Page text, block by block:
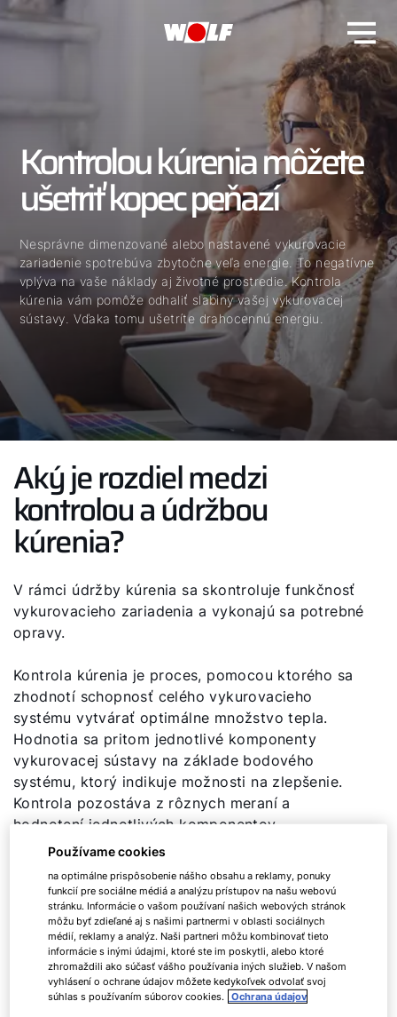
Kontrolou kúrenia môžete
ušetriť kopec peňazí
Nesprávne dimenzované alebo nastavené vykurovacie
zariadenie spotrebúva zbytočne veľa energie. To negatívne
vplýva na vaše náklady aj životné prostredie. Kontrola
kúrenia vám pomôže odhaliť slabiny vašej vykurovacej
sústavy. Vďaka tomu ušetríte drahocennú energiu.
Aký je rozdiel medzi
kontrolou a údržbou
kúrenia?
V rámci údržby kúrenia sa skontroluje funkčnosť
vykurovacieho zariadenia a vykonajú sa potrebné
opravy.
Kontrola kúrenia je proces, pomocou ktorého sa
zhodnotí schopnosť celého vykurovacieho
systému vytvárať optimálne množstvo tepla.
Hodnotia sa pritom jednotlivé komponenty
vykurovacej sústavy na základe bodového
systému, ktorý indikuje možnosti na zlepšenie.
Kontrola pozostáva z rôznych meraní a
hodnotení jednotlivých komponentov
vykurovacieho systému.
Kto vykonáva kontrolu
kúrenia?
Kontrolu kúrenia vykonávajú iba špecializované
firmy. Montážne firmy a servisní technici
Používame cookies
na optimálne prispôsobenie nášho obsahu a reklamy, ponuky
funkcií pre sociálne médiá a analýzu prístupov na našu webovú
stránku. Informácie o vašom používaní našich webových stránok
môžu byť zdieľané aj s našimi partnermi v oblasti sociálnych
médií, reklamy a analýz. Naši partneri môžu kombinovať tieto
informácie s inými údajmi, ktoré ste im poskytli, alebo ktoré
zhromaždili ako súčasť vášho používania iných služieb. V našom
vyhlásení o ochrane údajov môžete kedykoľvek odvolať svoj
súhlas s používaním súborov cookies. Ochrana údajov